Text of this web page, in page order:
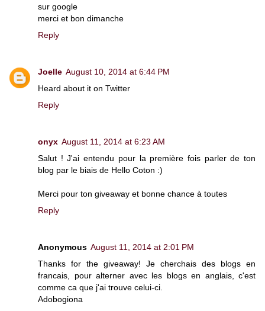
sur google
merci et bon dimanche
Reply
Joelle August 10, 2014 at 6:44 PM
Heard about it on Twitter
Reply
onyx August 11, 2014 at 6:23 AM
Salut ! J'ai entendu pour la première fois parler de ton
blog par le biais de Hello Coton :)
Merci pour ton giveaway et bonne chance à toutes
Reply
Anonymous August 11, 2014 at 2:01 PM
Thanks for the giveaway! Je cherchais des blogs en
francais, pour alterner avec les blogs en anglais, c'est
comme ca que j'ai trouve celui-ci.
Adobogiona